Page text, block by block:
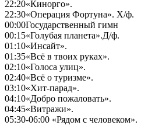
22:20«Кинорго».
22:30«Операция Фортуна». Х/ф.
00:00Государственный гимн
00:15«Голубая планета».Д/ф.
01:10«Инсайт».
01:35«Всё в твоих руках».
02:10«Голоса улиц».
02:40«Всё о туризме».
03:10«Хит-парад».
04:10«Добро пожаловать».
04:45«Витражи».
05:30-06:00 «Рядом с человеком».